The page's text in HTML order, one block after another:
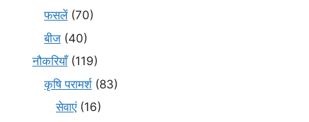
फसलें(70)
बीज (40)
नौकरियाँ(119)
कृषि परामर्श(83)
सेवाएं(16)